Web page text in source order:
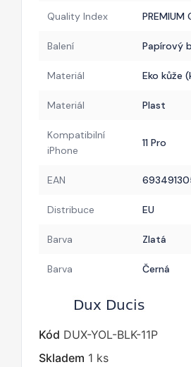
Quality Index
Balení Papírový
Materiál Eko kůže
Materiál Plast
Kompatibilní
iPhone
11 Pro
EAN
Distribuce EU
Barva Zlatá
Barva Černá
Kód DUX-YOL-BLK-11P
Skladem 1 ks